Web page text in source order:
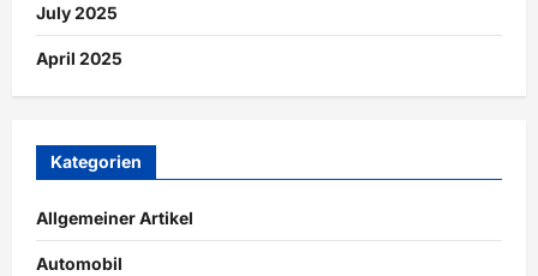
July 2025
April 2025
Kategorien
Allgemeiner Artikel
Automobil